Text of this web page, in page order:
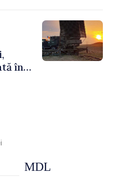
în
MDL